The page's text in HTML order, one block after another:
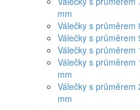
mm
Válečky s průměrem
Válečky s průměrem
Válečky s průměrem
Válečky s průměrem
mm
Válečky s průměrem
mm